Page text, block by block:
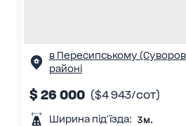
в Пересипському
районі
$ 26 000 ($4 943/сот)
Ширина під'їзда: 3 м.